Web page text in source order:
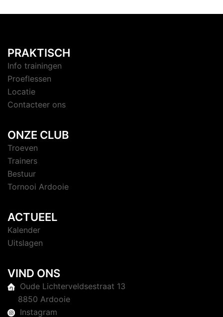
PRAKTISCH
Info trainingen
Proeflessen
Locatie
Contacteer ons
ONZE CLUB
Troeven
Trainers
Bestuur
Tornooi Ardooie
ACTUEEL
Kalender
Uitslagen
VIND ONS
Oude Lichterveldsestraat 13
8850 Ardooie
Instagram